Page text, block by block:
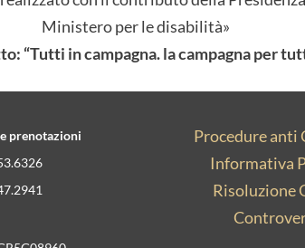
Ministero per le disabilità»
“Tutti in campagna. la campagna per
prenotazioni
Procedure anti
Informativa
Risoluzione